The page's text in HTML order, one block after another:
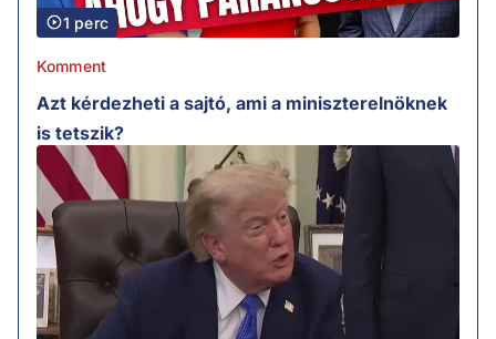
1 perc
Komment
Azt kérdezheti a sajtó, ami a miniszterelnöknek
is tetszik?